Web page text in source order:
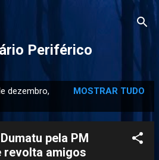
Periférico
dezembro,
MOSTRAR TUDO
pela PM
revolta amigos